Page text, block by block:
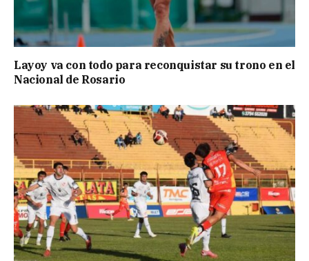
Layoy va con todo para reconquistar su trono en el
Nacional de Rosario